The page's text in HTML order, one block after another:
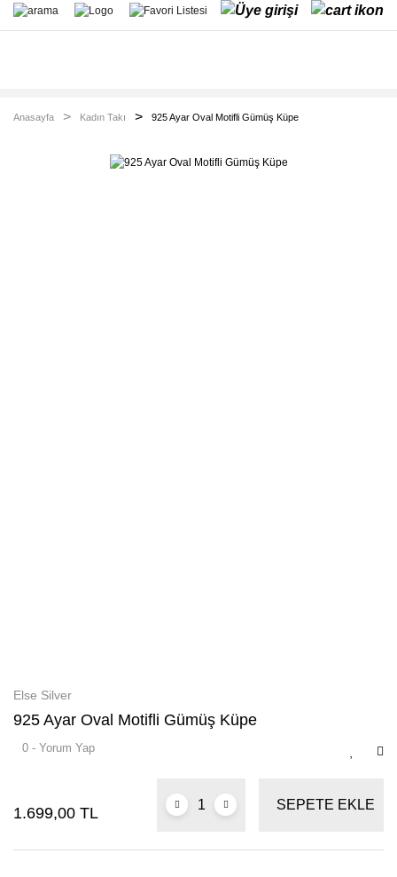
Anasayfa Kadın Takı 925 Ayar Oval Motifli Gümüş Küpe
Else Silver
925 Ayar Oval Motifli Gümüş Küpe
0 - Yorum Yap
1.699,00 TL SEPETE EKLE